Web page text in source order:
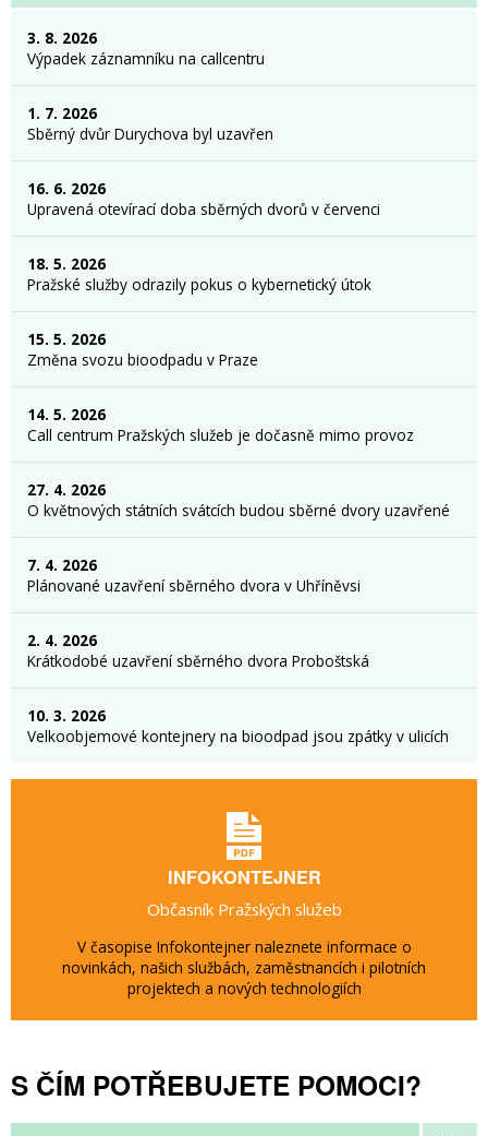
3. 8. 2026
Výpadek záznamníku na callcentru
1. 7. 2026
Sběrný dvůr Durychova byl uzavřen
16. 6. 2026
Upravená otevírací doba sběrných dvorů v červenci
18. 5. 2026
Pražské služby odrazily pokus o kybernetický útok
15. 5. 2026
Změna svozu bioodpadu v Praze
14. 5. 2026
Call centrum Pražských služeb je dočasně mimo provoz
27. 4. 2026
O květnových státních svátcích budou sběrné dvory uzavřené
7. 4. 2026
Plánované uzavření sběrného dvora v Uhříněvsi
2. 4. 2026
Krátkodobé uzavření sběrného dvora Proboštská
10. 3. 2026
Velkoobjemové kontejnery na bioodpad jsou zpátky v ulicích
INFOKONTEJNER
Občasník Pražských služeb
V časopise Infokontejner naleznete informace o
novinkách, našich službách, zaměstnancích i pilotních
projektech a nových technologiích
S ČÍM POTŘEBUJETE POMOCI?